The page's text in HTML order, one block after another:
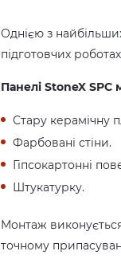
Однією з
підготовчих
Панелі StoneX
Стару керамічну
Фарбовані стіни.
Гіпсокартонні
Штукатурку.
Монтаж
точному